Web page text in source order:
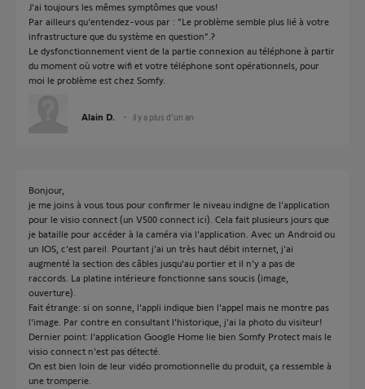
J'ai toujours les mêmes symptômes que vous!
Par ailleurs qu'entendez-vous par : "Le problème semble plus lié à votre
infrastructure que du système en question".?
Le dysfonctionnement vient de la partie connexion au téléphone à partir
du moment où votre wifi et votre téléphone sont opérationnels, pour
moi le problème est chez Somfy.
Alain D. il y a plus d'un an
Bonjour,
je me joins à vous tous pour confirmer le niveau indigne de l'application
pour le visio connect (un V500 connect ici). Cela fait plusieurs jours que
je bataille pour accéder à la caméra via l'application. Avec un Android ou
un IOS, c'est pareil. Pourtant j'ai un très haut débit internet, j'ai
augmenté la section des câbles jusqu'au portier et il n'y a pas de
raccords. La platine intérieure fonctionne sans soucis (image,
ouverture).
Fait étrange: si on sonne, l'appli indique bien l'appel mais ne montre pas
l'image. Par contre en consultant l'historique, j'ai la photo du visiteur!
Dernier point: l'application Google Home lie bien Somfy Protect mais le
visio connect n'est pas détecté.
On est bien loin de leur vidéo promotionnelle du produit, ça ressemble à
une tromperie.